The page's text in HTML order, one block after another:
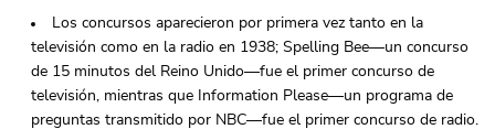
Los concursos aparecieron por primera vez tanto en la
televisión como en la radio en 1938; Spelling Bee—un concurso
de 15 minutos del Reino Unido—fue el primer concurso de
televisión, mientras que Information Please—un programa de
preguntas transmitido por NBC—fue el primer concurso de radio.